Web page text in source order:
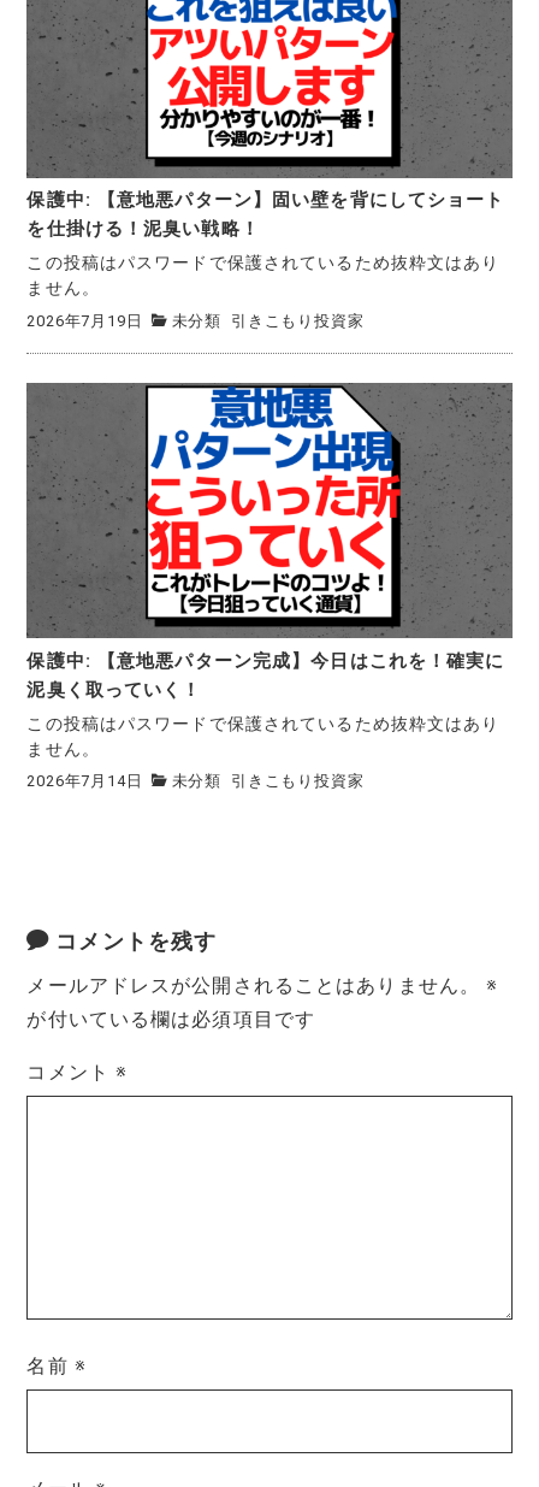
保護中: 【意地悪パターン】固い壁を背にしてショート
を仕掛ける！泥臭い戦略！
この投稿はパスワードで保護されているため抜粋文はあり
ません。
2026年7月19日 未分類 引きこもり投資家
保護中: 【意地悪パターン完成】今日はこれを！確実に
泥臭く取っていく！
この投稿はパスワードで保護されているため抜粋文はあり
ません。
2026年7月14日 未分類 引きこもり投資家
コメントを残す
メールアドレスが公開されることはありません。
※
が付いている欄は必須項目です
コメント※
名前 ※